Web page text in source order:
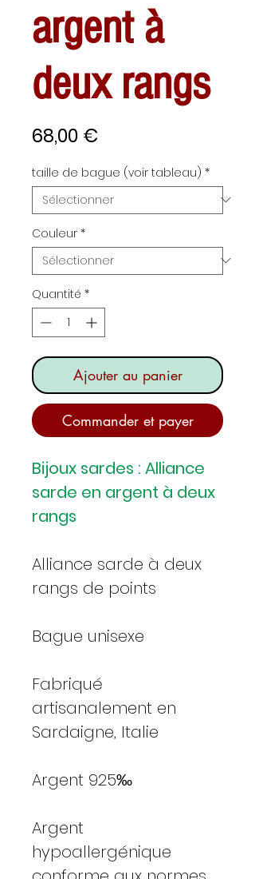
argent à
deux rangs
68,00 €
taille de bague (voir tableau) *
Couleur *
Quantité *
Ajouter au panier
Commander et payer
Bijoux sardes : Alliance
sarde en argent à deux
rangs
Alliance sarde à deux
rangs de points
Bague unisexe
Fabriqué
artisanalement en
Sardaigne, Italie
Argent 925‰
Argent
hypoallergénique